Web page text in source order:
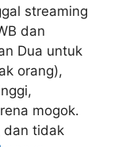
streaming
dan
Dua untuk
orang),
mogok.
dan tidak